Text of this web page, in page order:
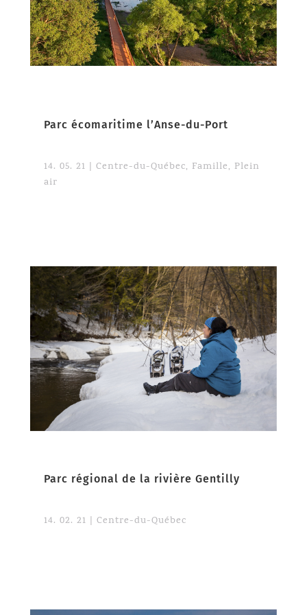
Parc écomaritime l’Anse-du-Port
14. 05. 21 | Centre-du-Québec, Famille, Plein
air
Parc régional de la rivière Gentilly
14. 02. 21 | Centre-du-Québec